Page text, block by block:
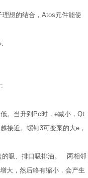
想的结合，Atos元件能使
.
。当升到Pc时，e减小，Qt
接近。螺钉3可变泵的大e，
的吸、排口吸排油。 两相邻
大，然后略有缩小，会产生